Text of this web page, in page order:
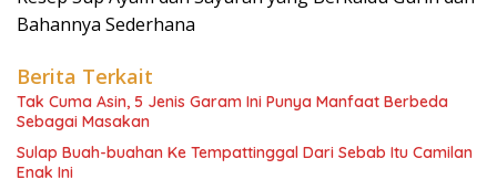
Bahannya Sederhana
Berita Terkait
Tak Cuma Asin, 5 Jenis Garam Ini Punya Manfaat Berbeda
Sebagai Masakan
Sulap Buah-buahan Ke Tempattinggal Dari Sebab Itu Camilan
Enak Ini